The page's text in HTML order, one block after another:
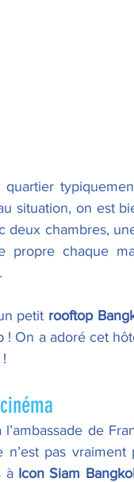
situation, on est
deux chambres,
chaque
petit rooftop
On a adoré cet
de
pas
à Icon Siam